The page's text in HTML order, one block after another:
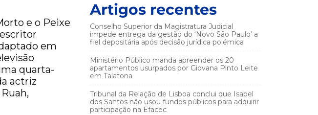
e o Peixe
em
quarta-
actriz
Artigos recentes
Conselho Superior da Magistratura Judicial
impede entrega da gestão do ‘Novo São Paulo’ a
fiel depositária após decisão jurídica polémica
Ministério Público manda apreender os 20
apartamentos usurpados por Giovana Pinto Leite
em Talatona
Tribunal da Relação de Lisboa conclui que Isabel
dos Santos não usou fundos públicos para adquirir
participação na Efacec